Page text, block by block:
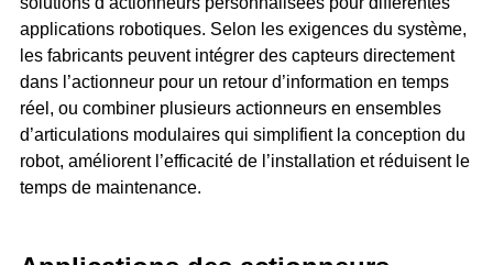
applications robotiques. Selon les exigences du système,
les fabricants peuvent intégrer des capteurs directement
dans l’actionneur pour un retour d’information en temps
réel, ou combiner plusieurs actionneurs en ensembles
d’articulations modulaires qui simplifient la conception du
robot, améliorent l’efficacité de l’installation et réduisent le
temps de maintenance.